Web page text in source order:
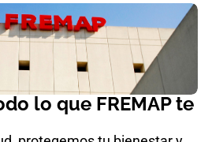
lo que FREMAP te